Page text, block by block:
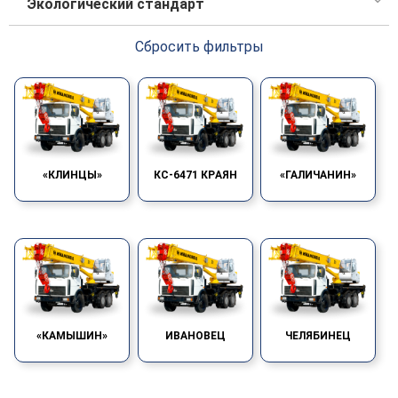
строение 5, офис 12
Экологический стандарт
Сбросить фильтры
«КЛИНЦЫ» КС-6471 КPАЯН «ГАЛИЧАНИН»
«КАМЫШИН» ИВАНОВЕЦ ЧЕЛЯБИНЕЦ